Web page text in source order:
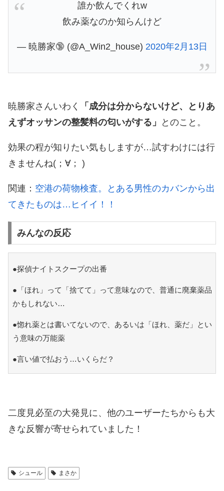
誰か飲んでくれw
飲み薬なのか知らんけど
— 暁勝家🔞 (@A_Win2_house) 2020年2月13日
暁勝家さんいわく
「成分は分からないけど、とりあ
えずオッサンの整髪料の匂いがする」
とのこと。
効果の程が知りたい気もしますが…試すわけには行
きませんね(；∀； )
関連： 空港の荷物検査。とある男性のカバンから出
てきたものは…ヒイイ！！
みんなの反応
●探偵ナイトスクープの出番
●「ほれ」って「捨てて」って意味なので、普通に廃棄薬品
かもしれない…
●惚れ薬とは書いてないので、あるいは「ほれ、薬だ」とい
う意味の万能薬
●言い値で払おう…いくらだ？
二度見必至の大発見に、他のユーザーたちからも大
きな反響が寄せられていました！
シュール まさか